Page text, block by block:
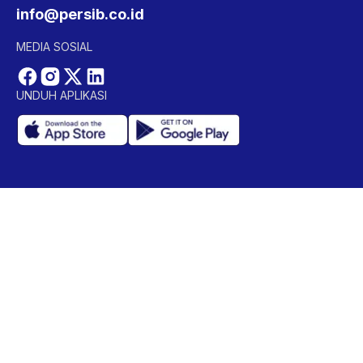
info@persib.co.id
MEDIA SOSIAL
UNDUH APLIKASI